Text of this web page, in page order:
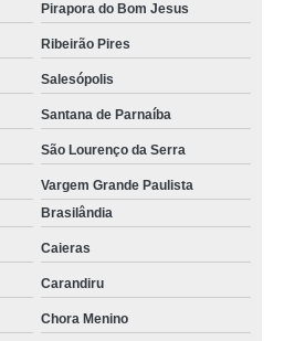
Pirapora do Bom Jesus
Ribeirão Pires
Salesópolis
Santana de Parnaíba
São Lourenço da Serra
Vargem Grande Paulista
Brasilândia
Caieras
Carandiru
Chora Menino